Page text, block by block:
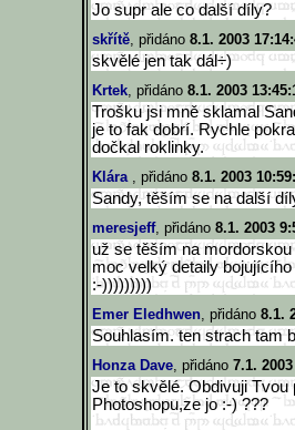
Jo supr ale co další díly?
skřítě, přidáno 8.1. 2003
skvělé jen tak dál÷)
Krtek, přidáno 8.1. 2003
Trošku jsi mně sklamal
je to fak dobrí. Rychle
dočkal roklinky.
Klára , přidáno 8.1. 2003
Sandy, těším se na další
meresjeff, přidáno 8.1. 2003
už se těším na
moc velký detaily
:-)))))))))
Emer Eledhwen, přidáno 8.1.
Souhlasím. ten strach tam
Honza Dave, přidáno 7.1.
Je to skvělé. Obdivuji Tvou
Photoshopu,ze jo :-) ???